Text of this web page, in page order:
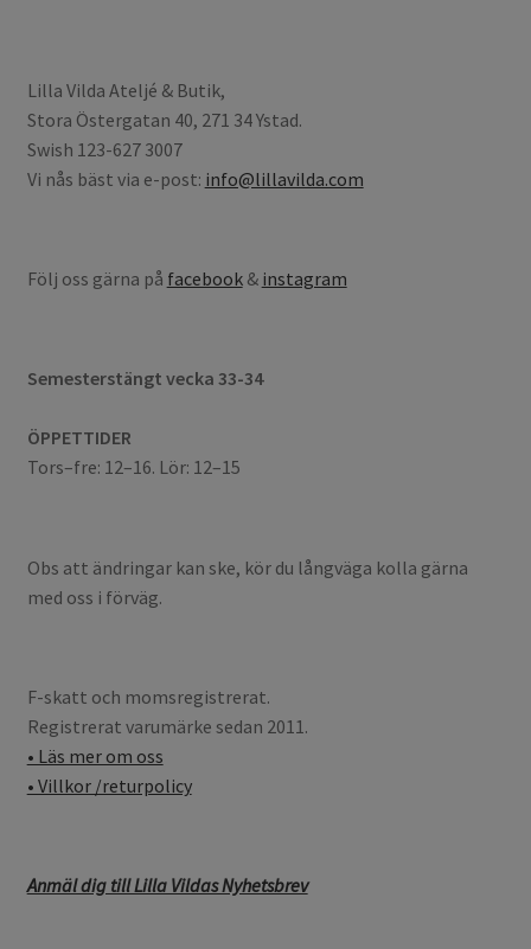
Lilla Vilda Ateljé & Butik,
Stora Östergatan 40, 271 34 Ystad.
Swish 123-627 3007
Vi nås bäst via e-post: info@lillavilda.com
Följ oss gärna på facebook& instagram
Semesterstängt vecka 33-34
ÖPPETTIDER
Tors–fre: 12–16. Lör: 12–15
Obs att ändringar kan ske, kör du långväga kolla gärna
med oss i förväg.
F-skatt och momsregistrerat.
Registrerat varumärke sedan 2011.
• Läs mer om oss
• Villkor /returpolicy
Anmäl dig till Lilla Vildas Nyhetsbrev